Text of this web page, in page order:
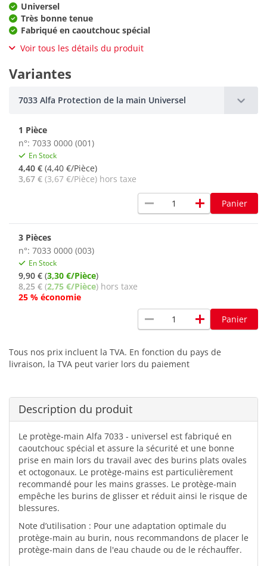
Universel
Très bonne tenue
Fabriqué en caoutchouc spécial
Voir tous les détails du produit
Variantes
7033 Alfa Protection de la main Universel
1 Pièce
n°: 7033 0000 (001)
En Stock
4,40 € (4,40 €/Pièce)
3,67 € (3,67 €/Pièce) hors taxe
remove add Panier
3 Pièces
n°: 7033 0000 (003)
En Stock
9,90 € (3,30 €/Pièce)
8,25 € (2,75 €/Pièce) hors taxe
25 % économie
remove add Panier
Tous nos prix incluent la TVA. En fonction du pays de
livraison, la TVA peut varier lors du paiement
Description du produit
Le protège-main Alfa 7033 - universel est fabriqué en
caoutchouc spécial et assure la sécurité et une bonne
prise en main lors du travail avec des burins plats ovales
et octogonaux. Le protège-mains est particulièrement
recommandé pour les mains grasses. Le protège-main
empêche les burins de glisser et réduit ainsi le risque de
blessures.
Note d’utilisation : Pour une adaptation optimale du
protège-main au burin, nous recommandons de placer le
protège-main dans de l'eau chaude ou de le réchauffer.